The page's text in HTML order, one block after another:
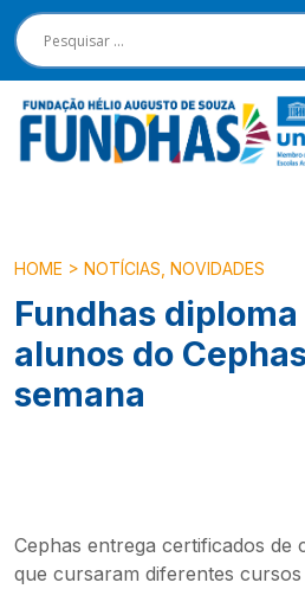
HOME > NOTÍCIAS NOVIDADES
Fundhas
alunos do
semana
Cephas entrega certificados de
que cursaram diferentes